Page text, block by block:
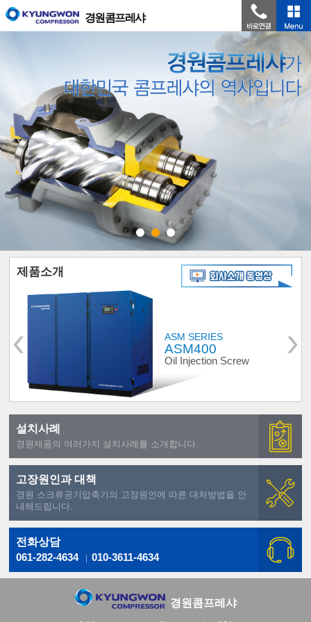
경원콤프레샤
제품소개
ASM SERIES
ASM400
Oil Injection Screw
설치사례
경원제품의 여러가지 설치사례를 소개합니다.
고장원인과 대책
경원 스크류공기압축기의 고장원인에 따른 대처방법을 안
내해드립니다.
전화상담
061-282-4634
010-3611-4634
경원콤프레샤